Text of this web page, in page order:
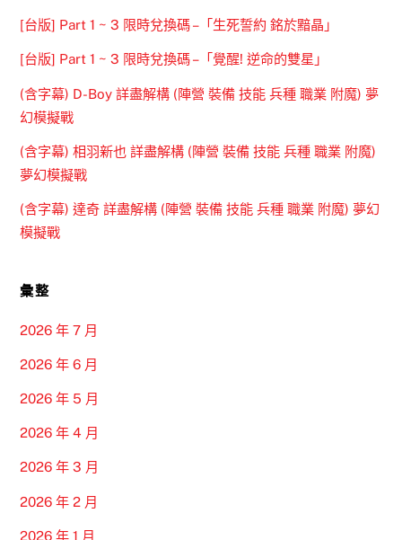
[台版] Part 1 ~ 3 限時兌換碼 –「生死誓約 銘於黯晶」
[台版] Part 1 ~ 3 限時兌換碼 –「覺醒! 逆命的雙星」
(含字幕) D-Boy 詳盡解構 (陣營 裝備 技能 兵種 職業 附魔) 夢
幻模擬戰
(含字幕) 相羽新也 詳盡解構 (陣營 裝備 技能 兵種 職業 附魔)
夢幻模擬戰
(含字幕) 達奇 詳盡解構 (陣營 裝備 技能 兵種 職業 附魔) 夢幻
模擬戰
彙整
2026 年 7 月
2026 年 6 月
2026 年 5 月
2026 年 4 月
2026 年 3 月
2026 年 2 月
2026 年 1 月